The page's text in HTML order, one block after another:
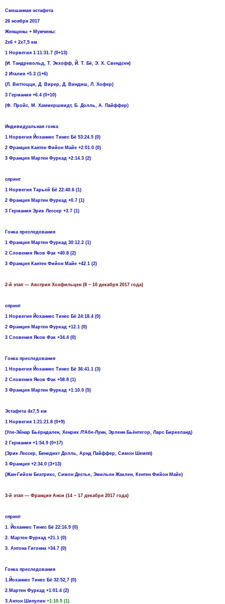
Смешанная эстафета
26 ноября 2017
Женщины + Мужчины:
2х6 + 2х7,5 км
1 Норвегия 1:11:31.7 (0+13)
(И. Тандревольд, Т. Экхофф, Й. Т. Бё, Э. Х. Свендсен)
2 Италия +5.3 (1+6)
(Л. Виттоцци, Д. Вирер, Д. Виндиш, Л. Хофер)
3 Германия +6.4 (0+10)
(Ф. Пройс, М. Хаммершмидт, Б. Долль, А. Пайффер)
Индивидуальная гонка
1 Норвегия Йоханнес Тинес Бё 53:24.5 (0)
2 Франция Кантен Фийон Майе +2:01.0 (0)
3 Франция Мартен Фуркад +2:14.3 (2)
спринт
1 Норвегия Тарьей Бё 22:40.6 (1)
2 Франция Мартен Фуркад +0.7 (1)
3 Германия Эрик Лессер +3.7 (1)
Гонка преследования
1 Франция Мартен Фуркад 30:12.2 (1)
2 Словения Яков Фак +40.8 (2)
3 Франция Кантен Фийон Майе +42.1 (2)
2-й этап — Австрия Хохфильцен (8 − 10 декабря 2017 года)
спринт
1 Норвегия Йоханнес Тинес Бё 24:18.4 (0)
2 Франция Мартен Фуркад +12.1 (0)
3 Словения Яков Фак +34.4 (0)
Гонка преследования
1 Норвегия Йоханнес Тинес Бё 36:41.1 (3)
2 Словения Яков Фак +58.8 (1)
3 Франция Мартен Фуркад +1:10.0 (5)
Эстафета 4х7,5 км
1 Норвегия 1:21:21.8 (0+9)
(Уле-Эйнар Бьёрндален, Хенрик Л′Абе-Лунн, Эрленн Бьёнтегор, Ларс Биркеланд)
2 Германия +1:54.9 (0+17)
(Эрик Лессер, Бенедикт Долль, Арнд Пайффер, Симон Шемпп)
3 Франция +2:34.0 (3+13)
(Жан-Гийом Беатрикс, Симон Дестье, Эмильен Жаклен, Кентен Фийон Майе)
3-й этап — Франция Анси (14 − 17 декабря 2017 года)
спринт
1. Йоханнес Тинес Бё 22:16.9 (0)
2. Мартен Фуркад +21.1 (0)
3. Антона Гигонна +34.7 (0)
Гонка преследования
1.Йоханнес Тинес Бё 32:52,7 (0)
2.Мартен Фуркад +1:01.4 (2)
3.Антон Шипулин +1:10.5 (1)